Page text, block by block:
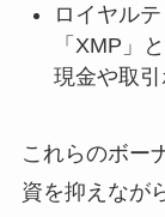
ロイヤル
「XMP」
現金や取引
これらのボー
資を抑えなが